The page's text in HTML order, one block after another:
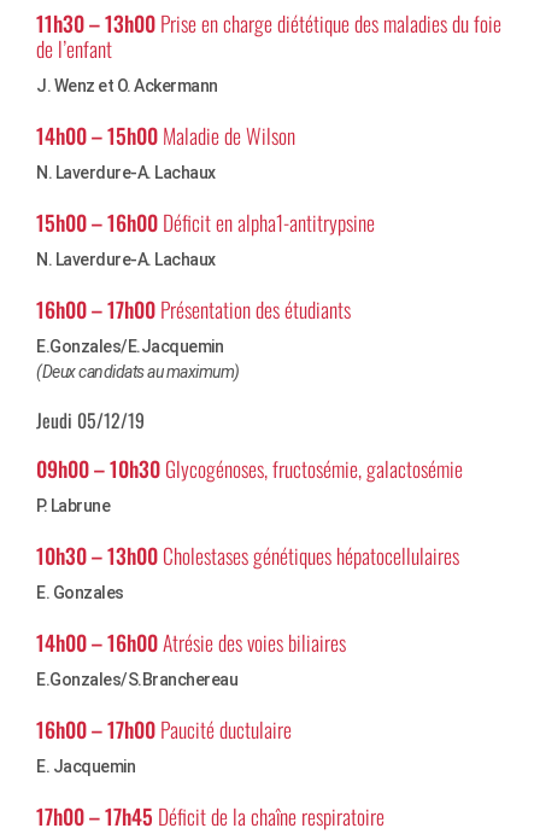
11h30 – 13h00Prise en charge diététique des maladies du foie
de l’enfant
J. Wenz et O. Ackermann
14h00 – 15h00Maladie de Wilson
N. Laverdure-A. Lachaux
15h00 – 16h00Déficit en alpha1-antitrypsine
N. Laverdure-A. Lachaux
16h00 – 17h00Présentation des étudiants
E.Gonzales/E.Jacquemin
(Deux candidats au maximum)
Jeudi 05/12/19
09h00 – 10h30Glycogénoses, fructosémie, galactosémie
P. Labrune
10h30 – 13h00Cholestases génétiques hépatocellulaires
E. Gonzales
14h00 – 16h00Atrésie des voies biliaires
E.Gonzales/S.Branchereau
16h00 – 17h00Paucité ductulaire
E. Jacquemin
17h00 – 17h45 Déficit de la chaîne respiratoire